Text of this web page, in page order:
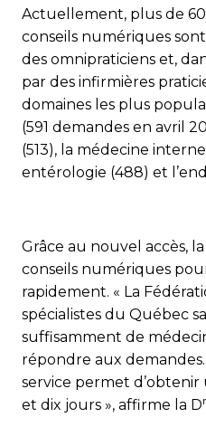
Actuellement, plus de
conseils numériques
des omnipraticiens et,
par des infirmières
domaines les plus
(591 demandes en avril
(513), la médecine
entérologie (488) et
Grâce au nouvel accès,
conseils numériques
rapidement. « La
spécialistes du Québec
suffisamment de
répondre aux
service permet
et dix jours », affirme la D